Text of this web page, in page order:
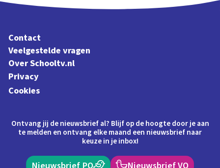
Contact
Veelgestelde vragen
Over Schooltv.nl
Privacy
Cookies
Ontvang jij de nieuwsbrief al? Blijf op de hoogte door je aan
te melden en ontvang elke maand een nieuwsbrief naar
keuze in je inbox!